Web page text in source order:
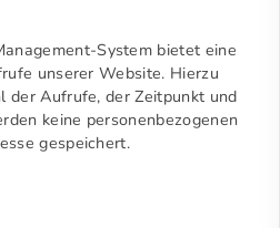
System bietet eine
unserer Website. Hierzu
der Aufrufe, der Zeitpunkt und
keine personenbezogenen
gespeichert.